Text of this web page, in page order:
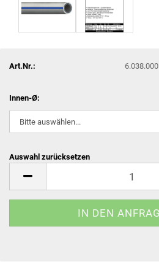
Art.Nr.: 6.038.000
Innen-Ø:
Auswahl zurücksetzen